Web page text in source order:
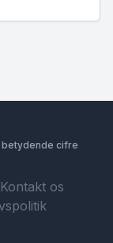
cifre
Kontakt os